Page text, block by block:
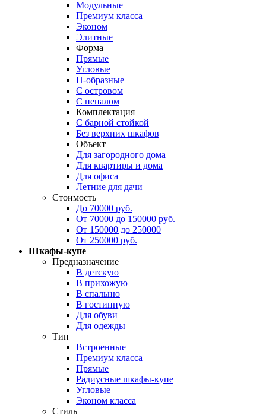
Модульные
Премиум класса
Эконом
Элитные
Форма
Прямые
Угловые
П-образные
С островом
С пеналом
Комплектация
C барной стойкой
Без верхних шкафов
Объект
Для загородного дома
Для квартиры и дома
Для офиса
Летние для дачи
Стоимость
До 70000 руб.
От 70000 до 150000 руб.
От 150000 до 250000
От 250000 руб.
Шкафы-купе
Предназначение
В детскую
В прихожую
В спальню
В гостинную
Для обуви
Для одежды
Тип
Встроенные
Премиум класса
Прямые
Радиусные шкафы-купе
Угловые
Эконом класса
Стиль